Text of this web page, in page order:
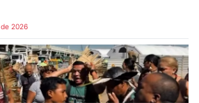
2026